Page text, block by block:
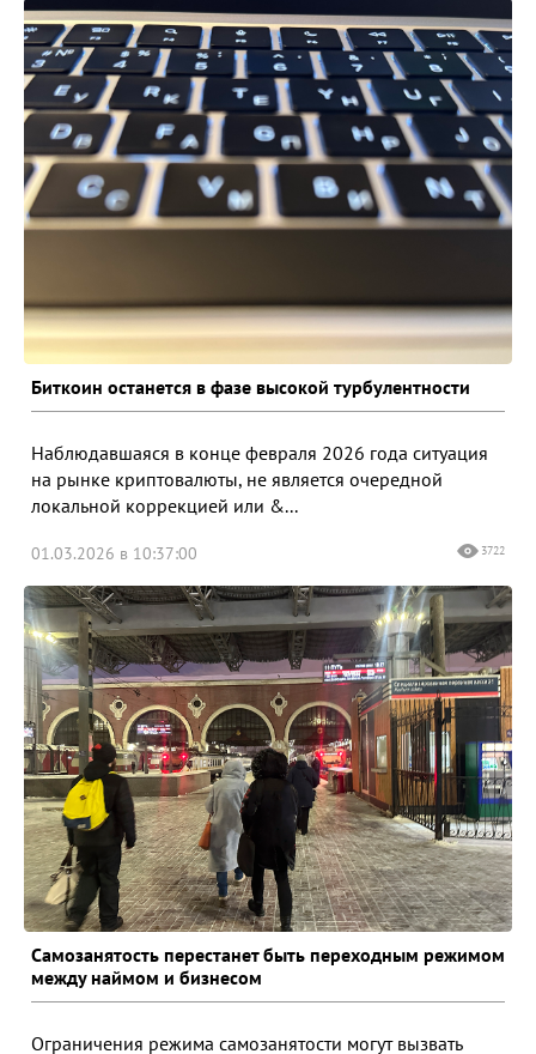
Биткоин останется в фазе высокой турбулентности
Наблюдавшаяся в конце февраля 2026 года ситуация
на рынке криптовалюты, не является очередной
локальной коррекцией или &...
01.03.2026 в 10:37:00 3722
Самозанятость перестанет быть переходным режимом
между наймом и бизнесом
Ограничения режима самозанятости могут вызвать